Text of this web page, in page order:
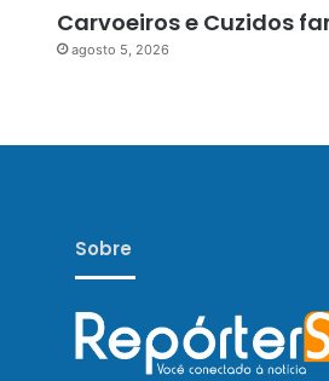
Carvoeiros e Cuzidos
agosto 5, 2026
Sobre